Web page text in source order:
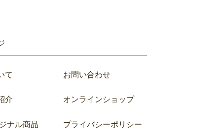
て
介
ナル商品
お問い合わせ
オンラインショップ
プライバシーポリシー